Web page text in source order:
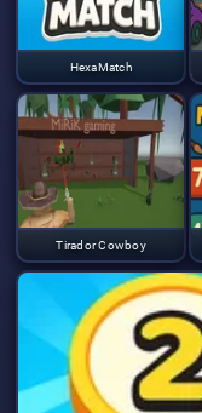
HexaMatch
Tirador Cowboy